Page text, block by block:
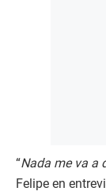
“Nada me va a
Felipe en